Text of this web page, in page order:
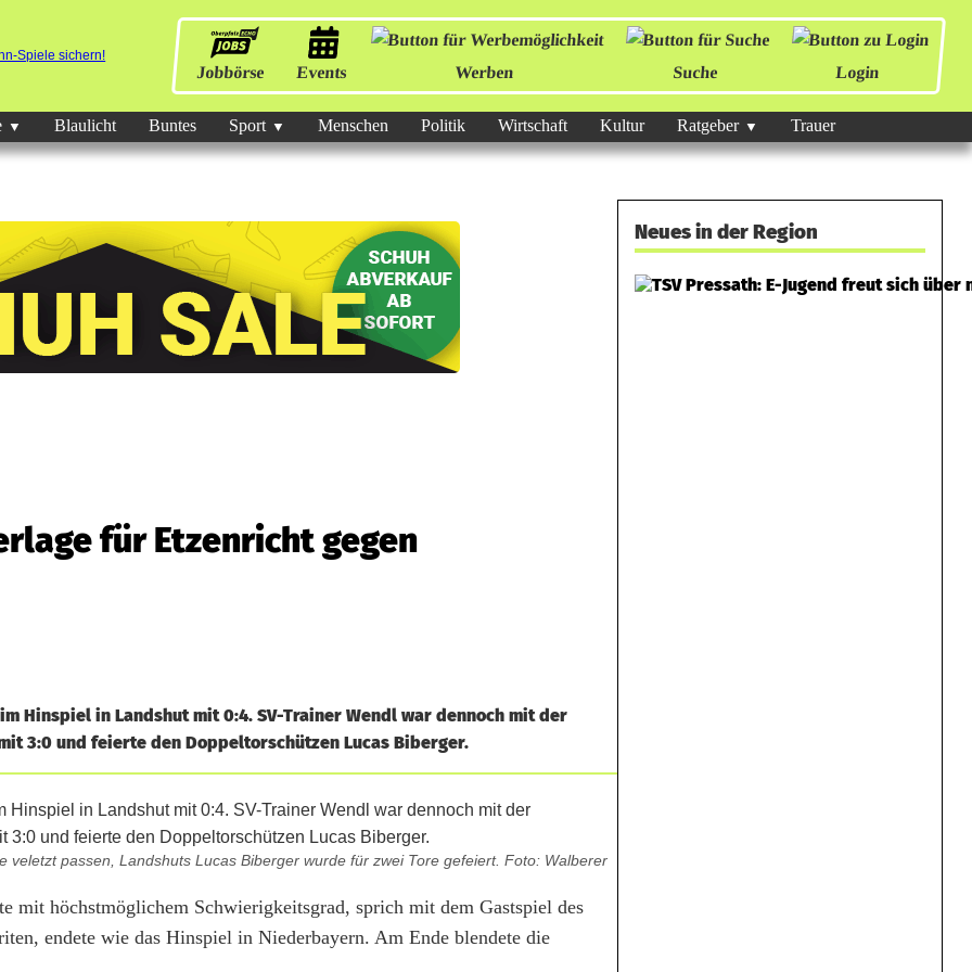
Jobbörse Events Werben Suche Login
Blaulicht Buntes Sport Menschen Politik Wirtschaft Kultur Ratgeber Trauer
für Etzenricht gegen
Hinspiel in Landshut mit 0:4. SV-Trainer Wendl war dennoch mit der
3:0 und feierte den Doppeltorschützen Lucas Biberger.
passen, Landshuts Lucas Biberger wurde für zwei Tore gefeiert. Foto: Walberer
mit höchstmöglichem Schwierigkeitsgrad, sprich mit dem Gastspiel des
endete wie das Hinspiel in Niederbayern. Am Ende blendete die
Neues in der Region